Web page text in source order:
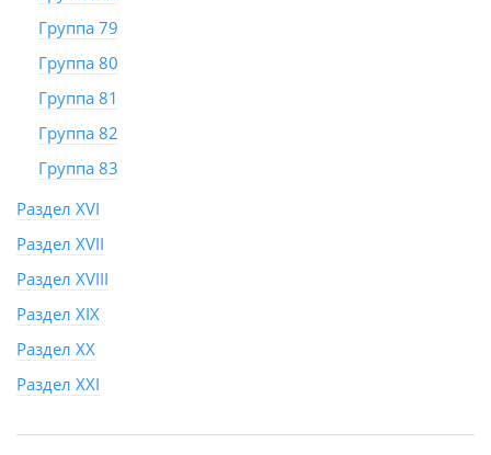
Группа 79
Группа 80
Группа 81
Группа 82
Группа 83
Раздел XVI
Раздел XVII
Раздел XVIII
Раздел XIX
Раздел XX
Раздел XXI